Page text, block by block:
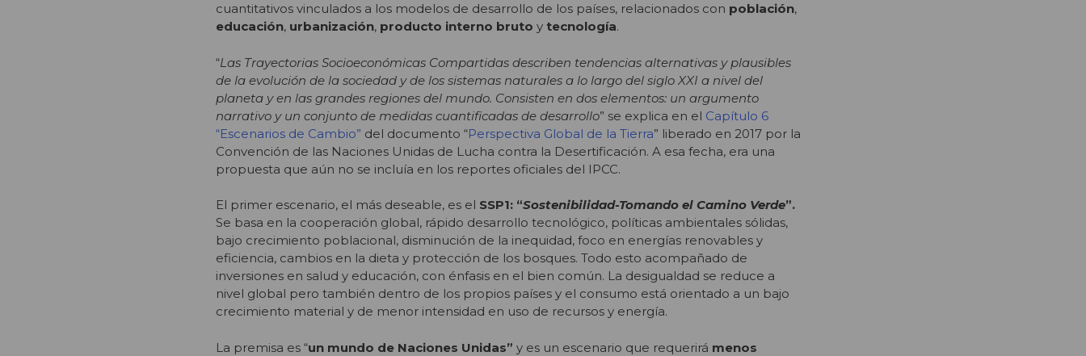
cuantitativos vinculados a los modelos de desarrollo de los países, relacionados con población,
educación, urbanización, producto interno bruto y tecnología.
“Las Trayectorias Socioeconómicas Compartidas describen tendencias alternativas y plausibles
de la evolución de la sociedad y de los sistemas naturales a lo largo del siglo XXI a nivel del
planeta y en las grandes regiones del mundo. Consisten en dos elementos: un argumento
narrativo y un conjunto de medidas cuantificadas de desarrollo” se explica en el Capítulo 6
“Escenarios de Cambio” del documento “Perspectiva Global de la Tierra” liberado en 2017 por la
Convención de las Naciones Unidas de Lucha contra la Desertificación. A esa fecha, era una
propuesta que aún no se incluía en los reportes oficiales del IPCC.
El primer escenario, el más deseable, es el SSP1: “Sostenibilidad-Tomando el Camino Verde”.
Se basa en la cooperación global, rápido desarrollo tecnológico, políticas ambientales sólidas,
bajo crecimiento poblacional, disminución de la inequidad, foco en energías renovables y
eficiencia, cambios en la dieta y protección de los bosques. Todo esto acompañado de
inversiones en salud y educación, con énfasis en el bien común. La desigualdad se reduce a
nivel global pero también dentro de los propios países y el consumo está orientado a un bajo
crecimiento material y de menor intensidad en uso de recursos y energía.
La premisa es “un mundo de Naciones Unidas” y es un escenario que requerirá menos